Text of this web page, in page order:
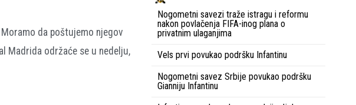
da poštujemo njegov
Madrida održaće se u nedelju,
Nogometni savezi traže istragu i reformu
nakon povlačenja FIFA-inog plana o
privatnim ulaganjima
Vels prvi povukao podršku Infantinu
Nogometni savez Srbije povukao podršku
Gianniju Infantinu